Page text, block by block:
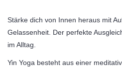
Stärke dich von Innen heraus mit
Gelassenheit. Der perfekte
im Alltag.
Yin Yoga besteht aus einer